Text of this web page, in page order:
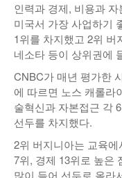
인력과 경제, 비용과
미국서 가장 사업하기
1위를 차지했고 2위 버
네소타 등이 상위권에
CNBC가 매년 평가한
에 따르면 노스 캐롤라
술혁신과 자본접근 각
선두를 차지했다.
2위 버지니아는 교육
7위, 경제 13위로 높은